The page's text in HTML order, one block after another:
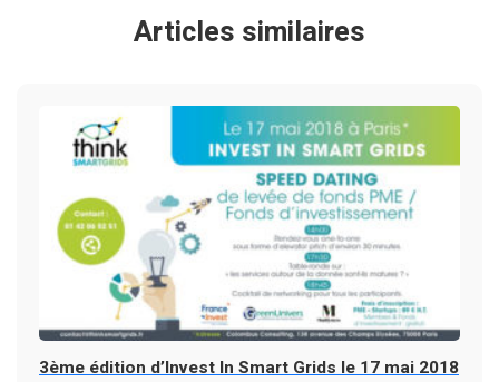
Articles similaires
3ème édition d’Invest In Smart Grids le 17 mai 2018